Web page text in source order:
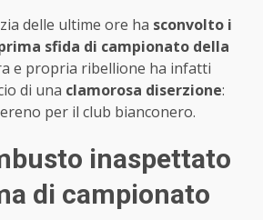
delle ultime ore ha sconvolto i
sfida di campionato della
e propria ribellione ha infatti
di una clamorosa diserzione:
per il club bianconero.
inaspettato
di campionato